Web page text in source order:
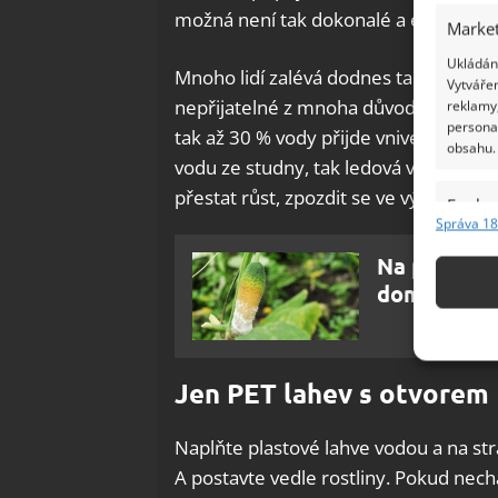
obsahu.
Funkce
Správa
možná není tak dokonalé a estetické
Mnoho lidí zalévá dodnes tak, že
nepřijatelné z mnoha důvodů:
tak až 30 % vody přijde vniveč;
vodu ze studny, tak ledová voda v
přestat růst, zpozdit se ve vývoji,
Na plíseň
domácí
Jen PET lahev s otvorem
Naplňte plastové lahve vodou a na
A postavte vedle rostliny. Pokud